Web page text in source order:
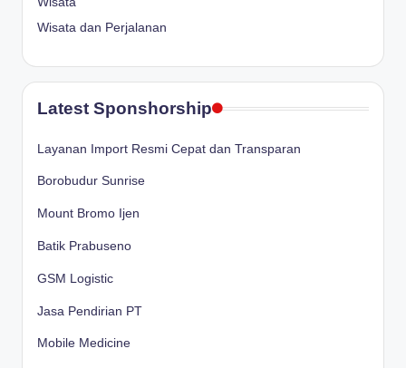
Wisata dan Perjalanan
Latest Sponshorship
Layanan Import Resmi Cepat dan Transparan
Borobudur Sunrise
Mount Bromo Ijen
Batik Prabuseno
GSM Logistic
Jasa Pendirian PT
Mobile Medicine